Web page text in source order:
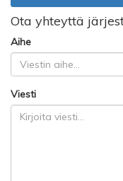
Ota yhteyttä
Aihe
Viesti